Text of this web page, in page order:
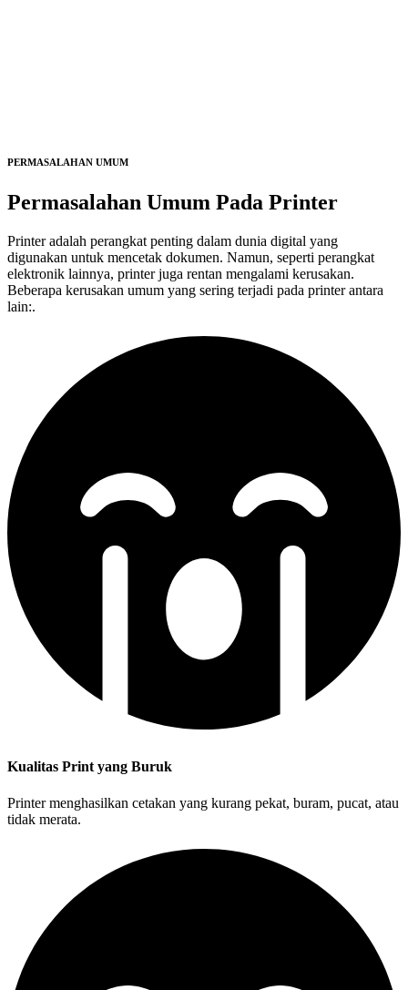
PERMASALAHAN UMUM
Permasalahan Umum Pada Printer
Printer adalah perangkat penting dalam dunia digital yang
digunakan untuk mencetak dokumen. Namun, seperti perangkat
elektronik lainnya, printer juga rentan mengalami kerusakan.
Beberapa kerusakan umum yang sering terjadi pada printer antara
lain:.
Kualitas Print yang Buruk
Printer menghasilkan cetakan yang kurang pekat, buram, pucat, atau
tidak merata.